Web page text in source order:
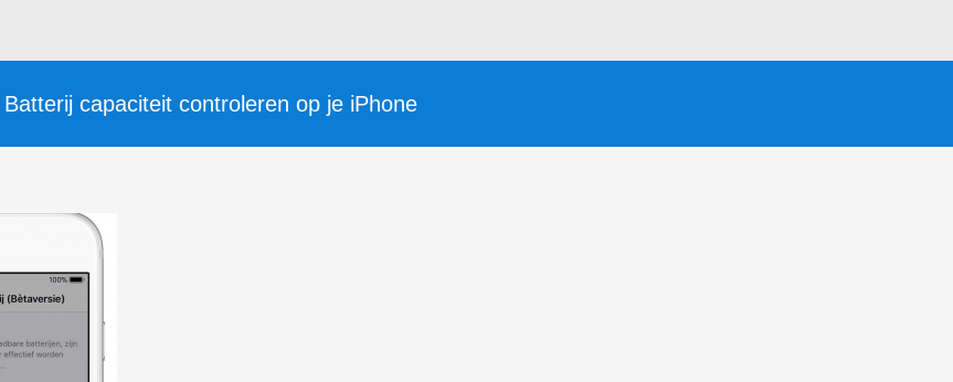
Batterij capaciteit controleren op je iPhone